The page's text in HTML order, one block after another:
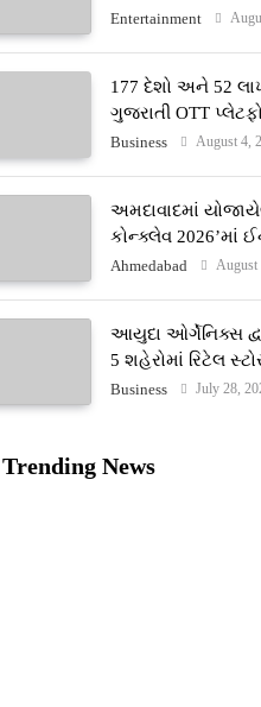
રોમાંચનો નવો
Entertainment
177 દેશો અને 52
ગુજરાતી OTT
(JOJO) નો
Business August 4,
અમદાવાદમાં
કોન્ક્લેવ 2026’માં
ટેરોટ રીડર પુનિતજી
Ahmedabad August
આયુદા ઓર્ગેનિક્સ
5 શહેરોમાં રિટેલ
ગાયના વૈદિક વલોણા
Business July 28,
Trending News